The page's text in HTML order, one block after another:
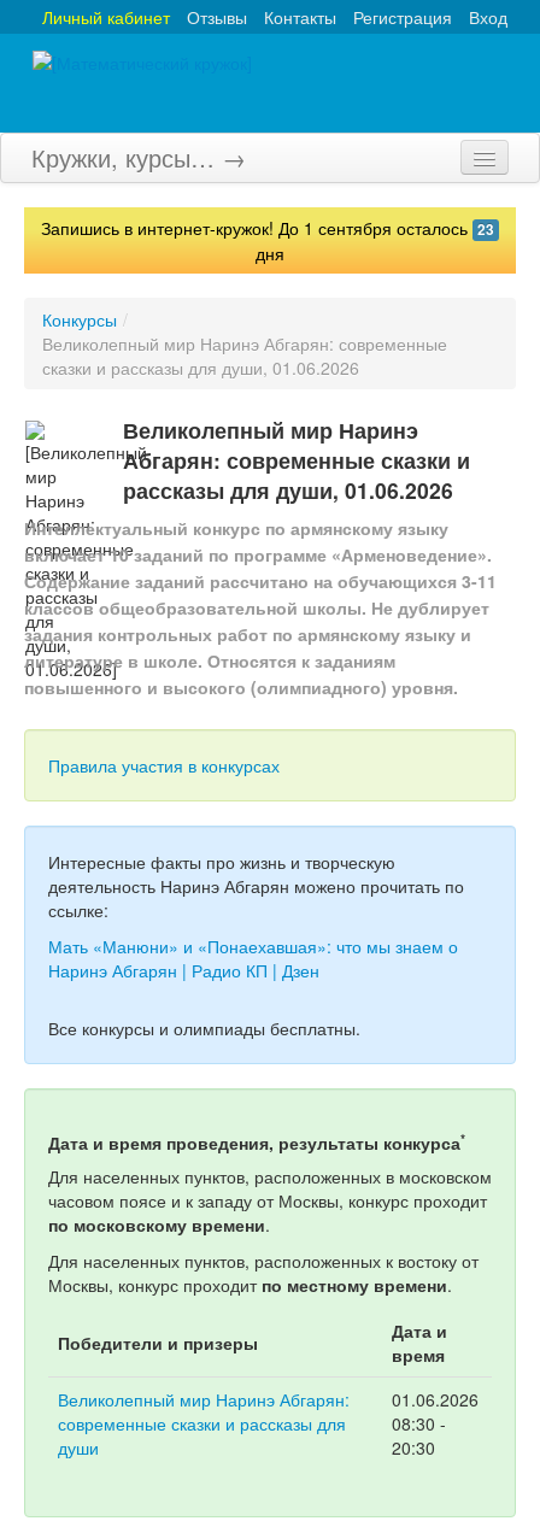
Вход
Регистрация
Контакты
Отзывы
Личный кабинет
Кружки, курсы… →
Главная
Олимпиады
Конкурсы
Вебинары
Тесты
Книги
Игры
Учитель
Запишись в интернет-кружок! До 1 сентября осталось 23
дня
Конкурсы /
Великолепный мир Наринэ Абгарян: современные
сказки и рассказы для души, 01.06.2026
Великолепный мир Наринэ
Абгарян: современные сказки и
рассказы для души, 01.06.2026
Интеллектуальный конкурс по армянскому языку
включает 10 заданий по программе «Арменоведение».
Содержание заданий рассчитано на обучающихся 3-11
классов общеобразовательной школы. Не дублирует
задания контрольных работ по армянскому языку и
литературе в школе. Относятся к заданиям
повышенного и высокого (олимпиадного) уровня.
Правила участия в конкурсах
Интересные факты про жизнь и творческую
деятельность Наринэ Абгарян можено прочитать по
ссылке:
Мать «Манюни» и «Понаехавшая»: что мы знаем о
Наринэ Абгарян | Радио КП | Дзен
Все конкурсы и олимпиады бесплатны.
Дата и время проведения, результаты конкурса*
Для населенных пунктов, расположенных в московском
часовом поясе и к западу от Москвы, конкурс проходит
по московскому времени.
Для населенных пунктов, расположенных к востоку от
Москвы, конкурс проходит по местному времени.
Победители и призеры
Дата и
время
Великолепный мир Наринэ Абгарян:
современные сказки и рассказы для
души
01.06.2026
08:30 -
20:30